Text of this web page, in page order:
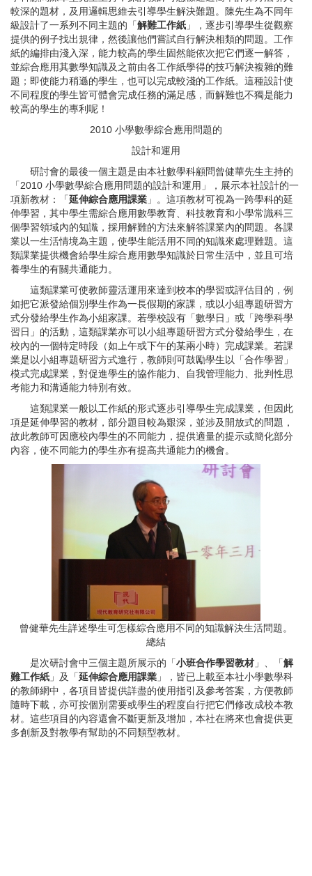
較深的題材，及用邏輯思維去引導學生解決難題。陳先生為不同年
級設計了一系列不同主題的「解難工作紙 」，逐步引導學生從觀察
提供的例子找出規律，然後讓他們嘗試自行解決相類的問題。工作
紙的編排由淺入深，能力較高的學生固然能依次把它們逐一解答，
並綜合應用其數學知識及之前由各工作紙學得的技巧解決複雜的難
題；即使能力稍遜的學生，也可以完成較淺的工作紙。這種設計使
不同程度的學生皆可體會完成任務的滿足感，而解難也不獨是能力
較高的學生的專利呢！
2010 小學數學綜合應用問題的
設計和運用
研討會的最後一個主題是由本社數學科顧問曾健華先生主持的
「2010 小學數學綜合應用問題的設計和運用」，展示本社設計的一
項新教材：「延伸綜合應用課業 」。這項教材可視為一跨學科的延
伸學習，其中學生需綜合應用數學教育、科技教育和小學常識科三
個學習領域內的知識，採用解難的方法來解答課業內的問題。各課
業以一生活情境為主題，使學生能活用不同的知識來處理難題。這
類課業提供機會給學生綜合應用數學知識於日常生活中，並且可培
養學生的有關共通能力。
這類課業可使教師靈活運用來達到校本的學習或評估目的，例
如把它派發給個別學生作為一長假期的家課，或以小組專題研習方
式分發給學生作為小組家課。若學校設有「數學日」或「跨學科學
習日」的活動，這類課業亦可以小組專題研習方式分發給學生，在
校內的一個特定時段（如上午或下午的某兩小時）完成課業。若課
業是以小組專題研習方式進行，教師則可鼓勵學生以「合作學習」
模式完成課業，對促進學生的協作能力、自我管理能力、批判性思
考能力和溝通能力特別有效。
這類課業一般以工作紙的形式逐步引導學生完成課業，但因此
項是延伸學習的教材，部分題目較為艱深，並涉及開放式的問題，
故此教師可因應校內學生的不同能力，提供適量的提示或簡化部分
內容，使不同能力的學生亦有提高共通能力的機會。
曾健華先生詳述學生可怎樣綜合應用不同的知識解決生活問題。
總結
是次研討會中三個主題所展示的「小班合作學習教材 」、「解
難工作紙 」及「延伸綜合應用課業 」，皆已上載至本社小學數學科
的教師網中，各項目皆提供詳盡的使用指引及參考答案，方便教師
隨時下載，亦可按個別需要或學生的程度自行把它們修改成校本教
材。這些項目的內容還會不斷更新及增加，本社在將來也會提供更
多創新及對教學有幫助的不同類型教材。